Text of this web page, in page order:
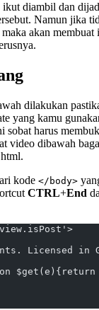
ikut diambil dan
Namun jika
akan membuat
dilakukan
yang kamu
sobat harus
video dibawah
kode </body>
CTRL+End
Licensed in
$get(e){return